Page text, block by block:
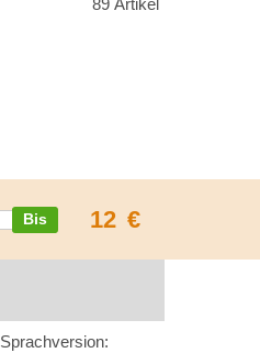
89 Artikel
12 €
Sprachversion: